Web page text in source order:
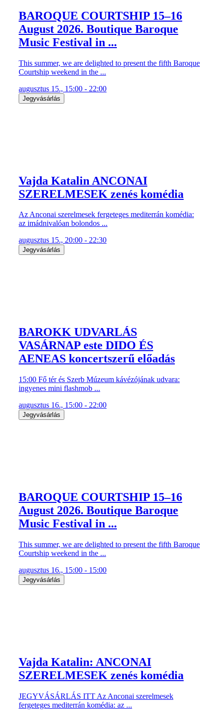
BAROQUE COURTSHIP 15–16
August 2026. Boutique Baroque
Music Festival in ...
This summer, we are delighted to present the fifth Baroque
Courtship weekend in the ...
augusztus 15., 15:00 - 22:00
Jegyvásárlás
Vajda Katalin ANCONAI
SZERELMESEK zenés komédia
Az Anconai szerelmesek fergeteges mediterrán komédia:
az imádnivalóan bolondos ...
augusztus 15., 20:00 - 22:30
Jegyvásárlás
BAROKK UDVARLÁS
VASÁRNAP este DIDO ÉS
AENEAS koncertszerű előadás
15:00 Fő tér és Szerb Múzeum kávézójának udvara:
ingyenes mini flashmob ...
augusztus 16., 15:00 - 22:00
Jegyvásárlás
BAROQUE COURTSHIP 15–16
August 2026. Boutique Baroque
Music Festival in ...
This summer, we are delighted to present the fifth Baroque
Courtship weekend in the ...
augusztus 16., 15:00 - 15:00
Jegyvásárlás
Vajda Katalin: ANCONAI
SZERELMESEK zenés komédia
JEGYVÁSÁRLÁS ITT Az Anconai szerelmesek
fergeteges mediterrán komédia: az ...